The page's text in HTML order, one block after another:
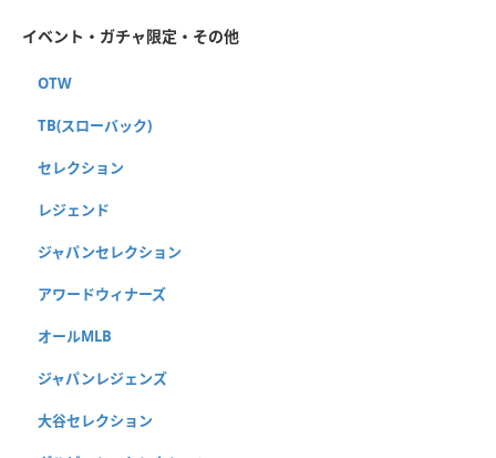
イベント・ガチャ限定・その他
OTW
TB(スローバック)
セレクション
レジェンド
ジャパンセレクション
アワードウィナーズ
オールMLB
ジャパンレジェンズ
大谷セレクション